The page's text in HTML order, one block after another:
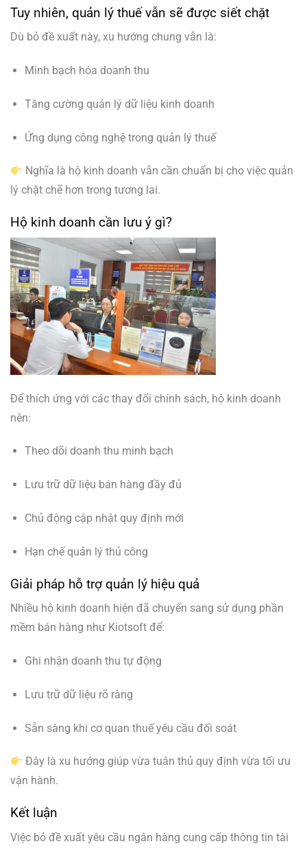
Tuy nhiên, quản lý thuế vẫn sẽ được siết chặt
Dù bỏ đề xuất này, xu hướng chung vẫn là:
Minh bạch hóa doanh thu
Tăng cường quản lý dữ liệu kinh doanh
Ứng dụng công nghệ trong quản lý thuế
Nghĩa là hộ kinh doanh vẫn cần chuẩn bị cho việc quản
lý chặt chẽ hơn trong tương lai.
Hộ kinh doanh cần lưu ý gì?
Để thích ứng với các thay đổi chính sách, hộ kinh doanh
nên:
Theo dõi doanh thu minh bạch
Lưu trữ dữ liệu bán hàng đầy đủ
Chủ động cập nhật quy định mới
Hạn chế quản lý thủ công
Giải pháp hỗ trợ quản lý hiệu quả
Nhiều hộ kinh doanh hiện đã chuyển sang sử dụng phần
mềm bán hàng như Kiotsoft để:
Ghi nhận doanh thu tự động
Lưu trữ dữ liệu rõ ràng
Sẵn sàng khi cơ quan thuế yêu cầu đối soát
Đây là xu hướng giúp vừa tuân thủ quy định vừa tối ưu
vận hành.
Kết luận
Việc bỏ đề xuất yêu cầu ngân hàng cung cấp thông tin tài